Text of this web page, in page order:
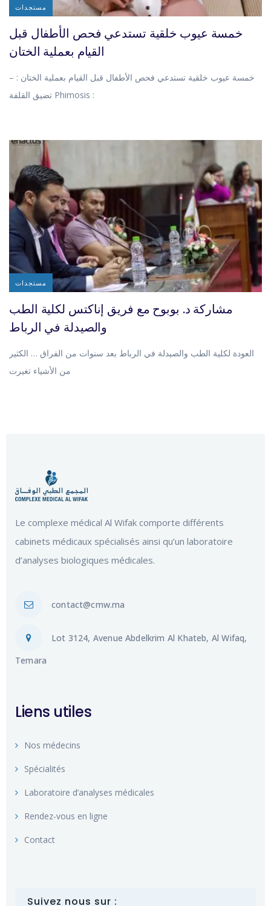
مستجدات
خمسة عيوب خلقية تستدعي فحص الأطفال قبل
القيام بعملية الختان
خمسة عيوب خلقية تستدعي فحص الأطفال قبل القيام بعملية الختان : –
تضيق القلفة Phimosis :
مستجدات
مشاركة د. بوبوح مع فريق إناكتس لكلية الطب
والصيدلة في الرباط
العودة لكلية الطب والصيدلة في الرباط بعد سنوات من الفراق … الكثير
من الأشياء تغيرت
Le complexe médical Al Wifak comporte différents
cabinets médicaux spécialisés ainsi qu’un laboratoire
d’analyses biologiques médicales.
contact@cmw.ma
Lot 3124, Avenue Abdelkrim Al Khateb, Al Wifaq,
Temara
Liens utiles
Nos médecins
Spécialités
Laboratoire d’analyses médicales
Rendez-vous en ligne
Contact
Suivez nous sur :